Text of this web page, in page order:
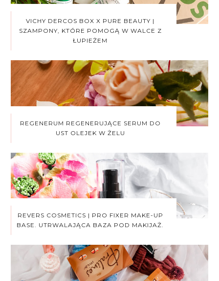
VICHY DERCOS BOX X PURE BEAUTY |
SZAMPONY, KTÓRE POMOGĄ W WALCE Z
ŁUPIEŻEM
REGENERUM REGENERUJĄCE SERUM DO
UST OLEJEK W ŻELU
REVERS COSMETICS | PRO FIXER MAKE-UP
BASE. UTRWALAJĄCA BAZA POD MAKIJAŻ.